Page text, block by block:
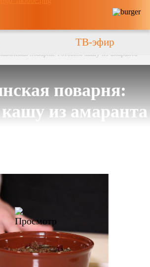
ТВ-эфир
поварня: готовим кашу из амаранта
поварня:
из амаранта